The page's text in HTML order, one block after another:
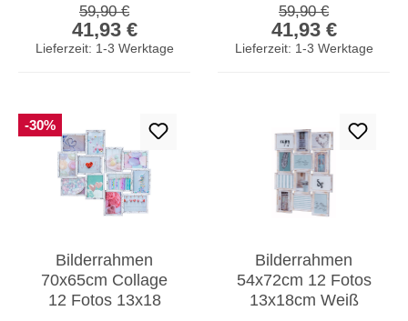
Galerie
Fotorahmen
Verkaufspreis:
41,93 €
Regulärer Preis:
59,90 €
Lieferzeit: 1-3 Werktage
Holz Fotorahmen
Verkaufspreis:
41,93 €
Regulärer Preis:
59,90 €
Lieferzeit: 1-3 Werktage
-30%
Bilderrahmen
70x65cm Collage
12 Fotos 13x18
Bilderrahmen
54x72cm 12 Fotos
13x18cm Weiß